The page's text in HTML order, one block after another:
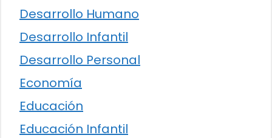
Desarrollo Humano
Desarrollo Infantil
Desarrollo Personal
Economía
Educación
Educación Infantil